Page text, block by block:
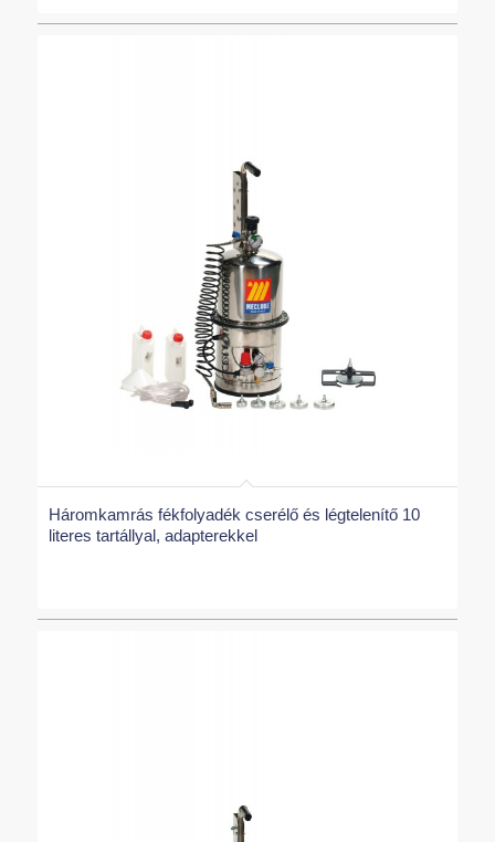
Háromkamrás fékfolyadék cserélő és légtelenítő 10
literes tartállyal, adapterekkel